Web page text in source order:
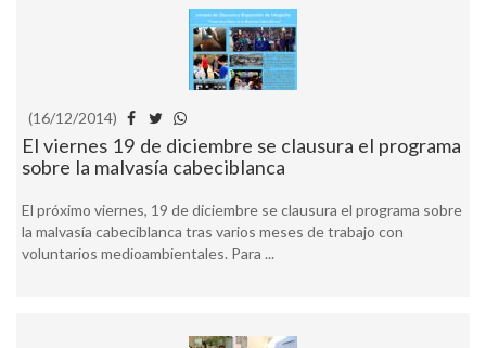
(16/12/2014)
El viernes 19 de diciembre se clausura el programa
sobre la malvasía cabeciblanca
El próximo viernes, 19 de diciembre se clausura el programa sobre
la malvasía cabeciblanca tras varios meses de trabajo con
voluntarios medioambientales. Para ...